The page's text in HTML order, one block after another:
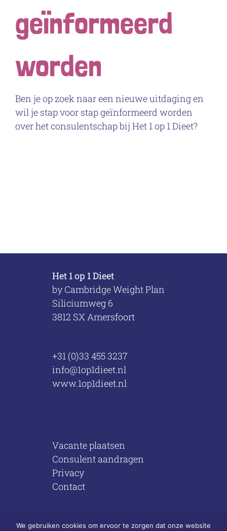
geïnformeerd
worden
Ben je op zoek naar een nieuwe uitdaging en
wil je stap voor stap geïnformeerd worden
over het consulentschap bij Het 1 op 1 Dieet?
Het 1 op 1 Dieet
by Cambridge Weight Plan
Siliciumweg 6
3812 SX Amersfoort
+31 (0)33 455 3237
info@1op1dieet.nl
www.1op1dieet.nl
Vacante plaatsen
Consulent aandragen
Privacy
Contact
We gebruiken cookies om ervoor te zorgen dat onze website